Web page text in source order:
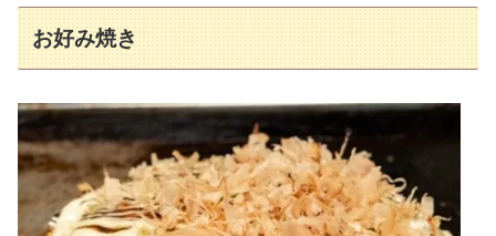
お好み焼き